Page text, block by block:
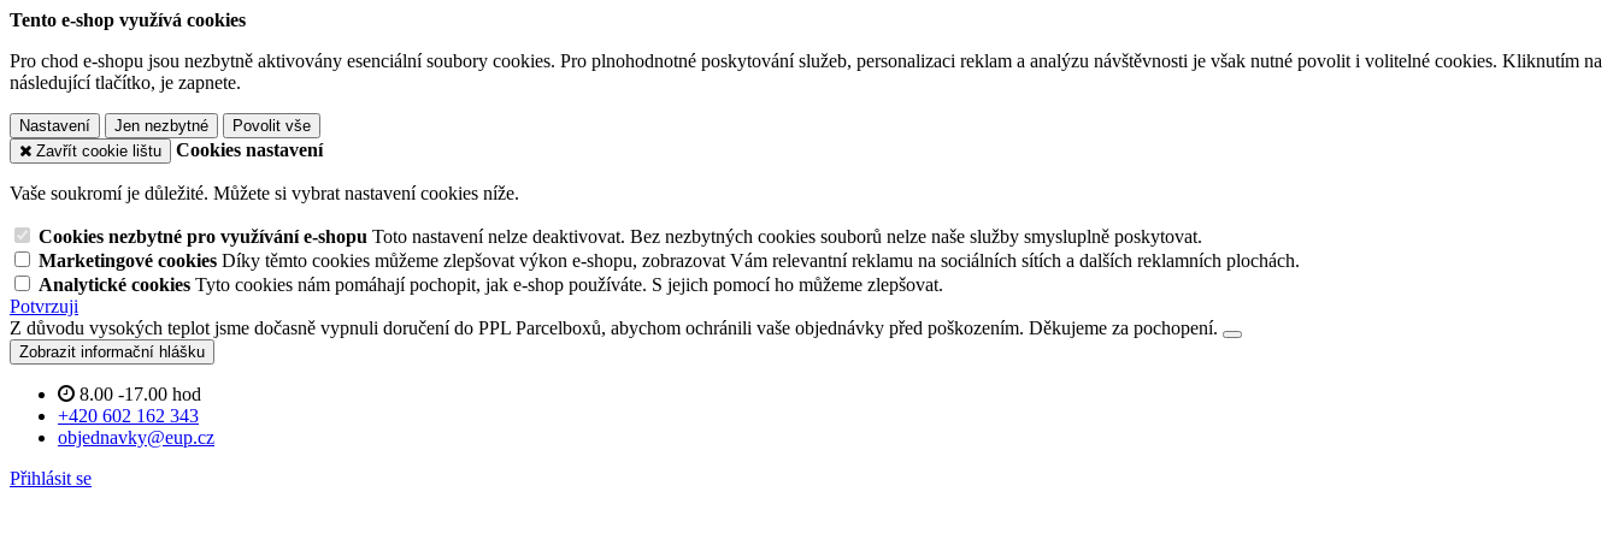
Tento e-shop využívá cookies
Pro chod e-shopu jsou nezbytně aktivovány esenciální soubory cookies. Pro plnohodnotné poskytování služeb, personalizaci reklam a analýzu návštěvnosti je však nutné povolit i volitelné cookies. Kliknutím na
následující tlačítko, je zapnete.
Nastavení Jen nezbytné
Povolit vše
Zavřít cookie lištu
Cookies nastavení
Vaše soukromí je důležité. Můžete si vybrat nastavení cookies níže.
Cookies nezbytné pro využívání e-shopu Toto nastavení nelze deaktivovat. Bez nezbytných cookies souborů nelze naše služby smysluplně poskytovat.
Marketingové cookies Díky těmto cookies můžeme zlepšovat výkon e-shopu, zobrazovat Vám relevantní reklamu na sociálních sítích a dalších reklamních plochách.
Analytické cookies Tyto cookies nám pomáhají pochopit, jak e-shop používáte. S jejich pomocí ho můžeme zlepšovat.
Potvrzuji
Z důvodu vysokých teplot jsme dočasně vypnuli doručení do PPL Parcelboxů, abychom ochránili vaše objednávky před poškozením. Děkujeme za pochopení.
Zobrazit informační hlášku
8.00 -17.00 hod
+420 602 162 343
objednavky@eup.cz
Přihlásit se